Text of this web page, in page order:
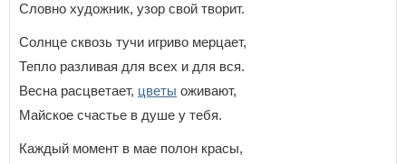
Словно художник, узор свой творит.
Солнце сквозь тучи игриво мерцает,
Тепло разливая для всех и для вся.
Весна расцветает, цветы оживают,
Майское счастье в душе у тебя.
Каждый момент в мае полон красы,